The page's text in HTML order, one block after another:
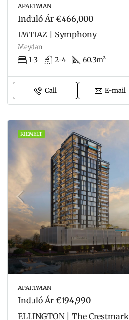
APARTMAN
Induló Ár €466,000
IMTIAZ | Symphony
Meydan
1-3 2-4 60.3m²
Call E-mail
KIEMELT
APARTMAN
Induló Ár €194,990
ELLINGTON | The Crestmark